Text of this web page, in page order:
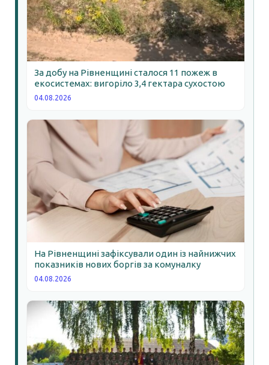
За добу на Рівненщині сталося 11 пожеж в
екосистемах: вигоріло 3,4 гектара сухостою
04.08.2026
На Рівненщині зафіксували один із найнижчих
показників нових боргів за комуналку
04.08.2026